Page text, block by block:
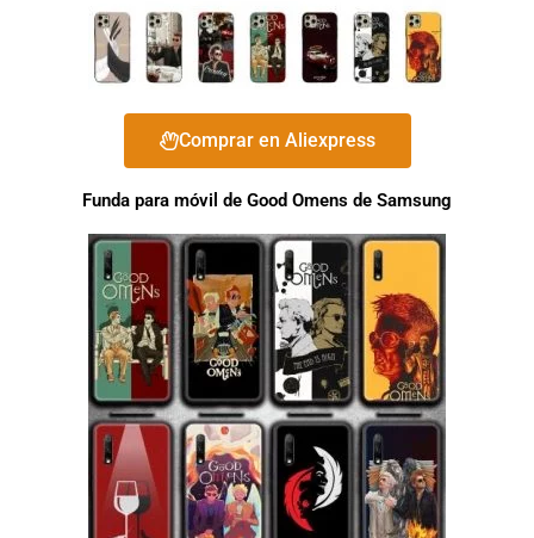
Comprar en Aliexpress
Funda para móvil de Good Omens de Samsung